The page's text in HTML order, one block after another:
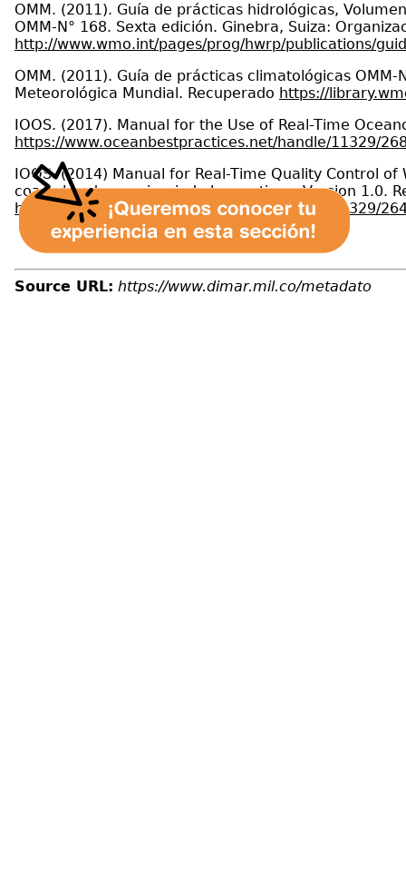
OMM. (2011). Guía de prácticas hidrológicas,
OMM-N° 168. Sexta edición. Ginebra, Suiza:
http://www.wmo.int/pages/prog/hwrp/publications/
OMM. (2011). Guía de prácticas climatológicas
Meteorológica Mundial. Recuperado https://
IOOS. (2017). Manual for the Use of Real-Time
https://www.oceanbestpractices.net/handle/11329/
IOOS. (2014) Manual for Real-Time Quality Control
coastal and oceanic wind observations. Version 1.0.
https://www.oceanbestpractices.net/handle/11329/
Source URL: https://www.dimar.mil.co/metadato